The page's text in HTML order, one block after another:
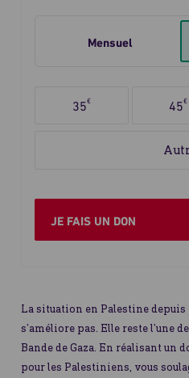
La situation en Palestine depuis
s’améliore pas. Elle reste l’une
Bande de Gaza. En réalisant un
pour les Palestiniens, vous
Mensuel
35€ 45€
JE FAIS UN DON